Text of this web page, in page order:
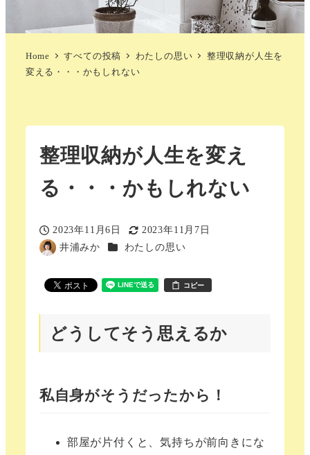
Home すべての投稿 わたしの思い
整理収納が人生を
変える・・・かもしれない
整理収納が人生を変え
る・・・かもしれない
投稿日
2023年11月6日
更新日
2023年11月7日
著
井浦みか カテゴリー
わたしの思い
コピー
どうしてそう思えるか
私自身がそうだったから！
部屋が片付くと、気持ちが前向きにな